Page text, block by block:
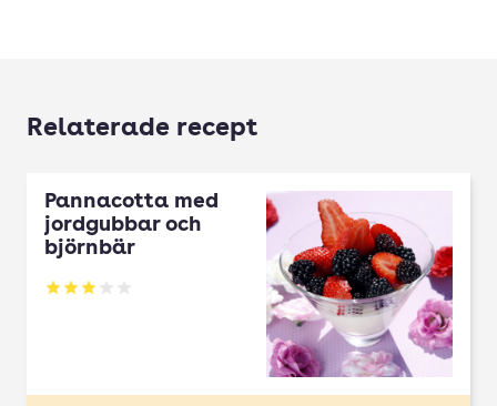
Relaterade recept
Pannacotta med
jordgubbar och
björnbär
Betyg: 3 av 5